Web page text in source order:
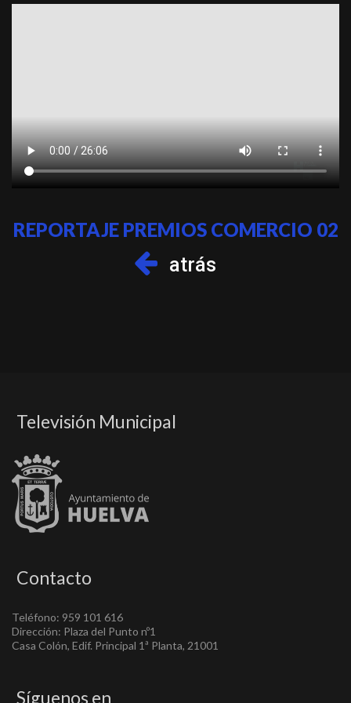
REPORTAJE PREMIOS COMERCIO 02
atrás
Televisión Municipal
Contacto
Teléfono: 959 101 616
Dirección: Plaza del Punto nº1
Casa Colón, Edif. Principal 1ª Planta, 21001
Síguenos en